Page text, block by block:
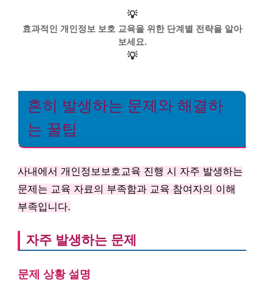
💡
효과적인 개인정보 보호 교육을 위한 단계별 전략을 알아
보세요.
💡
흔히 발생하는 문제와 해결하
는 꿀팁
사내에서 개인정보보호교육 진행 시 자주 발생하는
문제는 교육 자료의 부족함과 교육 참여자의 이해
부족입니다.
자주 발생하는 문제
문제 상황 설명